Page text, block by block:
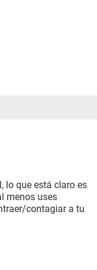
lo que está claro es
menos uses
contagiar a tu